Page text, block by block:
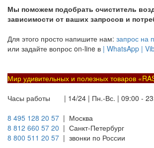
Мы поможем подобрать очиститель
зависимости от ваших запросов и
Для этого просто напишите нам: запрос на
или задайте вопрос on-line в | WhatsApp |
Мир удивительных и полезных товаров «
Часы работы | 14/24 | Пн.-Вс. | 09:00 -
8 495 128 20 57 | Москва
8 812 660 57 20 | Санкт-Петербург
8 800 511 20 57 | звонки по России